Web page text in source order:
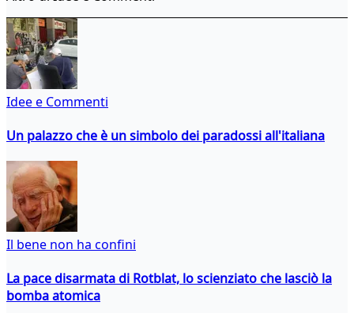
Idee e Commenti
Un palazzo che è un simbolo dei paradossi all'italiana
Il bene non ha confini
La pace disarmata di Rotblat, lo scienziato che lasciò la
bomba atomica